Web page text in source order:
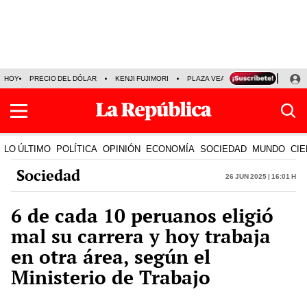
HOY PRECIO DEL DÓLAR KENJI FUJIMORI PLAZA VEA FERIADOS
LO ÚLTIMO POLÍTICA OPINIÓN ECONOMÍA SOCIEDAD MUNDO
Sociedad 26 Jun 2025 | 16:01 h
6 de cada 10 peruanos eligió
mal su carrera y hoy trabaja
en otra área, según el
Ministerio de Trabajo